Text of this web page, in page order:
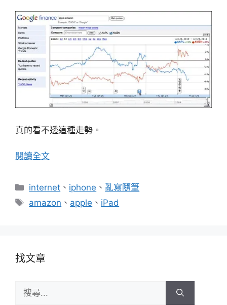
真的看不透這種走勢。
閱讀全文
分
internet 、 iphone 、 亂寫隨筆
標
amazon 、 apple 、 iPad
找文章
尋: